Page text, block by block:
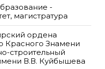
-
магистратура
ордена
Красного Знамени
строительный
В.В. Куйбышева